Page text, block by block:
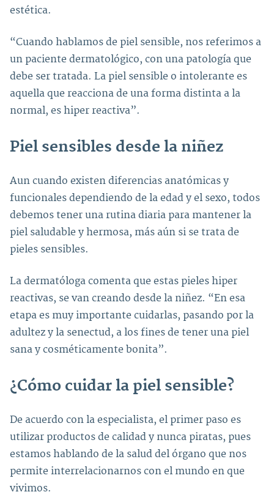
estética.
“Cuando hablamos de piel sensible, nos referimos a
un paciente dermatológico, con una patología que
debe ser tratada. La piel sensible o intolerante es
aquella que reacciona de una forma distinta a la
normal, es hiper reactiva”.
Piel sensibles desde la niñez
Aun cuando existen diferencias anatómicas y
funcionales dependiendo de la edad y el sexo, todos
debemos tener una rutina diaria para mantener la
piel saludable y hermosa, más aún si se trata de
pieles sensibles.
La dermatóloga comenta que estas pieles hiper
reactivas, se van creando desde la niñez. “En esa
etapa es muy importante cuidarlas, pasando por la
adultez y la senectud, a los fines de tener una piel
sana y cosméticamente bonita”.
¿Cómo cuidar la piel sensible?
De acuerdo con la especialista, el primer paso es
utilizar productos de calidad y nunca piratas, pues
estamos hablando de la salud del órgano que nos
permite interrelacionarnos con el mundo en que
vivimos.